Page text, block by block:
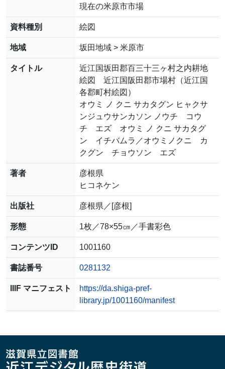
現在の米原市市場
資料種別 絵図
地域 坂田地域 > 米原市
タイトル
近江国坂田郡百三十三ヶ村之内耕地
絵図 近江国阪田郡市場村（近江国
各郡町村絵図）
オウミ ノ クニ サカタグン ヒャクサ
ンジュウサンカソン ノウチ コウ
チ エズ オウミ ノ クニ サカタグ
ン イチバムラ／オウミノクニ カ
クグン チョウソン エズ
著者
彦根県
ヒコネケン
出版社 彦根県／[彦根]
形態 1枚／78×55㎝／手書彩色
コンテンツID 1001160
書誌番号 0281132
IIIF マニフェスト
https://da.shiga-pref-
library.jp/1001160/manifest